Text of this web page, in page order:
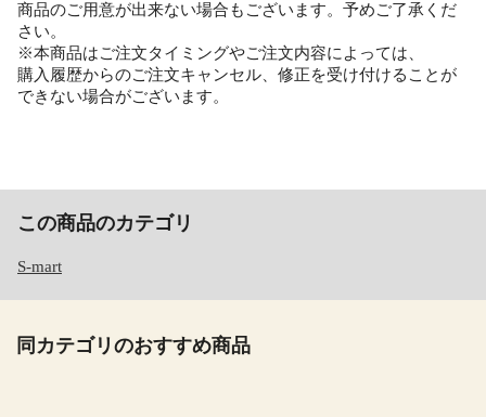
商品のご用意が出来ない場合もございます。予めご了承くだ
さい。
※本商品はご注文タイミングやご注文内容によっては、
購入履歴からのご注文キャンセル、修正を受け付けることが
できない場合がございます。
この商品のカテゴリ
S-mart
同カテゴリのおすすめ商品